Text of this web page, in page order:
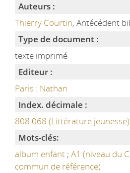
Auteurs :
Thierry Courtin, Antécédent
Type de document :
texte imprimé
Editeur :
Paris : Nathan
Index. décimale :
808.068 (Littérature jeunesse)
Mots-clés:
album enfant ; A1 (niveau du
commun de référence)